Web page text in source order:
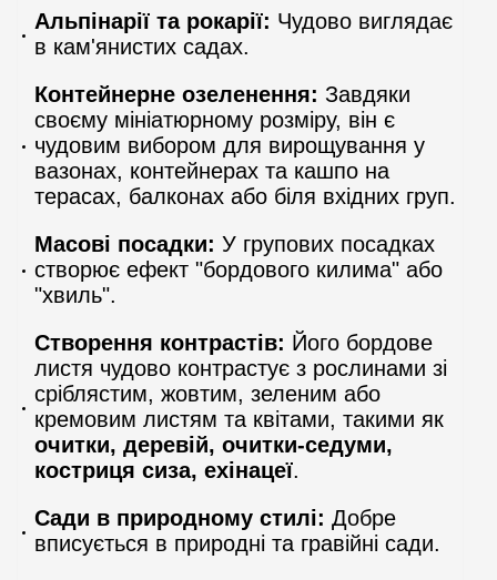
Альпінарії та рокарії: Чудово виглядає
в кам'янистих садах.
Контейнерне озеленення: Завдяки
своєму мініатюрному розміру, він є
чудовим вибором для вирощування у
вазонах, контейнерах та кашпо на
терасах, балконах або біля вхідних груп.
Масові посадки: У групових посадках
створює ефект "бордового килима" або
"хвиль".
Створення контрастів: Його бордове
листя чудово контрастує з рослинами зі
сріблястим, жовтим, зеленим або
кремовим листям та квітами, такими як
очитки, деревій, очитки-седуми,
костриця сиза, ехінацеї.
Сади в природному стилі: Добре
вписується в природні та гравійні сади.